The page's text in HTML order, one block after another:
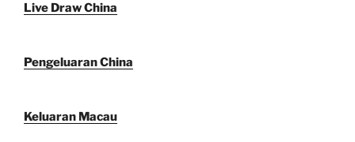
Live Draw China
Pengeluaran China
Keluaran Macau